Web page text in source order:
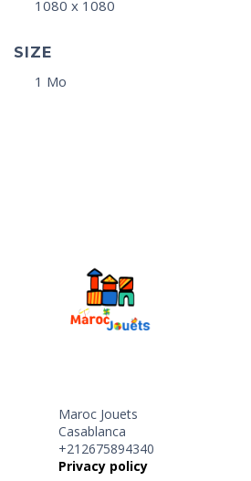
1080 x 1080
SIZE
1 Mo
Maroc Jouets
Casablanca
+212675894340
Privacy policy